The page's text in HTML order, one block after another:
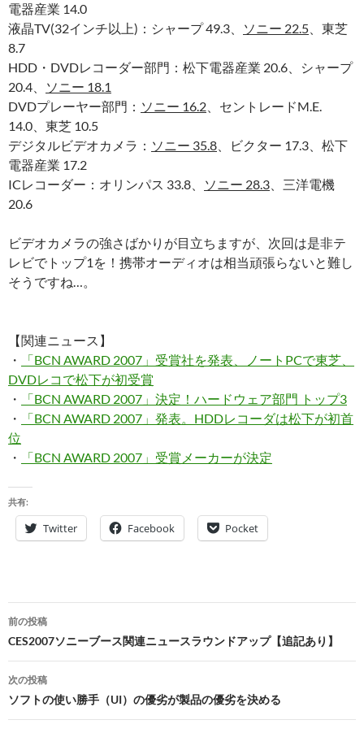
電器産業 14.0
液晶TV(32インチ以上)：シャープ 49.3、
ソニー 22.5 、東芝
8.7
HDD・DVDレコーダー部門：松下電器産業 20.6、シャープ
20.4、
ソニー 18.1
DVDプレーヤー部門： ソニー 16.2 、セントレードM.E.
14.0、東芝 10.5
デジタルビデオカメラ： ソニー 35.8 、ビクター 17.3、松下
電器産業 17.2
ICレコーダー：オリンパス 33.8、
ソニー 28.3 、三洋電機
20.6
ビデオカメラの強さばかりが目立ちますが、次回は是非テ
レビでトップ1を！携帯オーディオは相当頑張らないと難し
そうですね…。
【関連ニュース】
・
「BCN AWARD 2007」受賞社を発表、ノートPCで東芝、
DVDレコで松下が初受賞
・
「BCN AWARD 2007」決定！ハードウェア部門 トップ3
・
「BCN AWARD 2007」発表。HDDレコーダは松下が初首
位
・
「BCN AWARD 2007」受賞メーカーが決定
共有:
Twitter Facebook Pocket
投
稿
ナ
ビ
ゲ
前の投稿
CES2007ソニーブース関連ニュースラウンドアップ【追記あり】
次の投稿
ソフトの使い勝手（UI）の優劣が製品の優劣を決める